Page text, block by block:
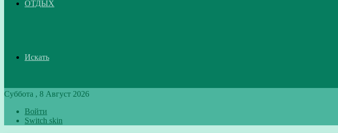
ОТДЫХ
Искать
Суббота , 8 Август 2026
Войти
Switch skin